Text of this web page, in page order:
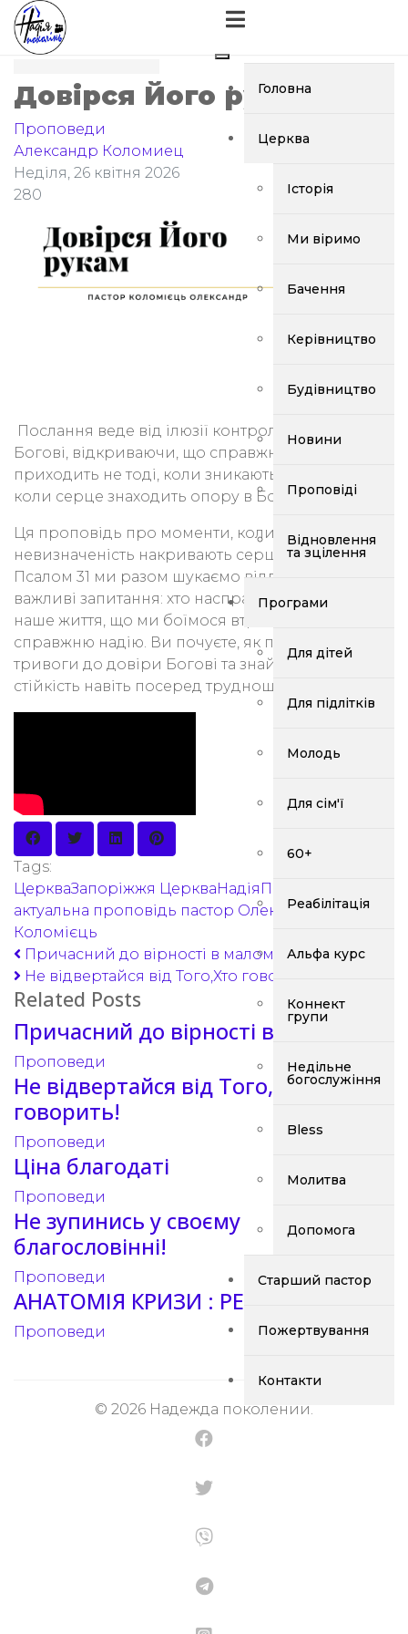
Головна
Церква
Історія
Ми віримо
Бачення
Керівництво
Будівництво
Новини
Проповіді
Відновлення
та зцілення
Програми
Для дітей
Для підлітків
Молодь
Для сім'ї
60+
Реабілітація
Альфа курс
Коннект
групи
Недільне
богослужіння
Bless
Молитва
Допомога
Старший пастор
Пожертвування
Контакти
Довірся Його рукам
Проповеди
Александр Коломиец
Неділя, 26 квітня 2026
280
Послання веде від ілюзії контролю до довіри
Богові, відкриваючи, що справжня стійкість
приходить не тоді, коли зникають проблеми, а
коли серце знаходить опору в Божих руках.
Ця проповідь про моменти, коли страх, біль і
невизначеність накривають серце. Через
Псалом 31 ми разом шукаємо відповіді на
важливі запитання: хто насправді контролює
наше життя, що ми боїмося втратити і де знайти
справжню надію. Ви почуєте, як перейти від
тривоги до довіри Богові та знайти внутрішню
стійкість навіть посеред труднощ
Tags:
ЦеркваЗапоріжжя ЦеркваНадіяПоколінь
актуальна проповідь пастор Олександр
Коломієць
Причасний до вірності в малому.
Не відвертайся від Того,Хто говорить!
Related Posts
Причасний до вірності в малому.
Проповеди
Не відвертайся від Того,Хто
говорить!
Проповеди
Ціна благодаті
Проповеди
Не зупинись у своєму
благословінні!
Проповеди
АНАТОМІЯ КРИЗИ : РЕАКЦІЯ ВІРИ
Проповеди
© 2026 Надежда поколений.